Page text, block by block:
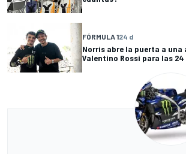
FÓRMULA 124 d
Norris abre la puerta a una
Valentino Rossi para las 24